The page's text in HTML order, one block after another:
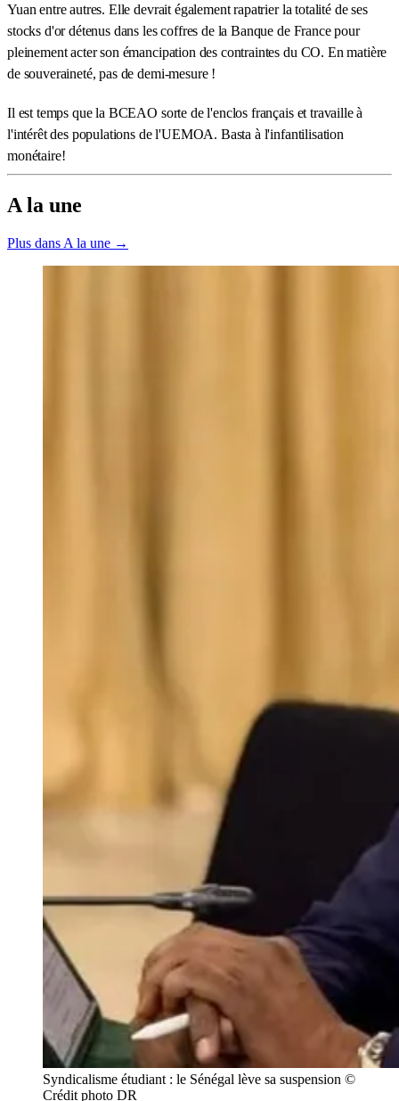
Yuan entre autres. Elle devrait également rapatrier la totalité de ses
stocks d'or détenus dans les coffres de la Banque de France pour
pleinement acter son émancipation des contraintes du CO. En matière
de souveraineté, pas de demi-mesure !
Il est temps que la BCEAO sorte de l'enclos français et travaille à
l'intérêt des populations de l'UEMOA. Basta à l'infantilisation
monétaire!
A la une
Plus dans A la une →
Syndicalisme étudiant : le Sénégal lève sa suspension ©
Crédit photo DR